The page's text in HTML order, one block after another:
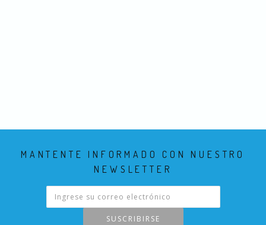
MANTENTE INFORMADO CON NUESTRO
NEWSLETTER
SUSCRIBIRSE